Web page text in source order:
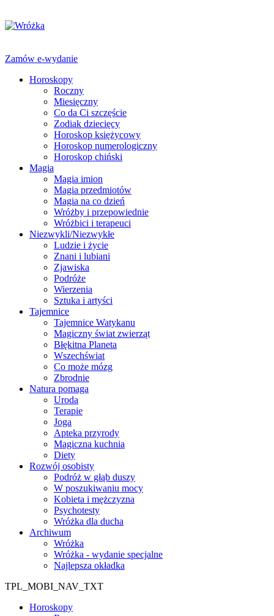
Zamów e-wydanie
Horoskopy
Roczny
Miesięczny
Co da Ci szczęście
Zodiak dziecięcy
Horoskop księżycowy
Horoskop numerologiczny
Horoskop chiński
Magia
Magia imion
Magia przedmiotów
Magia na co dzień
Wróżby i przepowiednie
Wróżbici i terapeuci
Niezwykli/Niezwykłe
Ludzie i życie
Znani i lubiani
Zjawiska
Podróże
Wierzenia
Sztuka i artyści
Tajemnice
Tajemnice Watykanu
Magiczny świat zwierząt
Błękitna Planeta
Wszechświat
Co może mózg
Zbrodnie
Natura pomaga
Uroda
Terapie
Joga
Apteka przyrody
Magiczna kuchnia
Diety
Rozwój osobisty
Podróż w głąb duszy
W poszukiwaniu mocy
Kobieta i mężczyzna
Psychotesty
Wróżka dla ducha
Archiwum
Wróżka
Wróżka - wydanie specjalne
Najlepsza okładka
TPL_MOBI_NAV_TXT
Horoskopy